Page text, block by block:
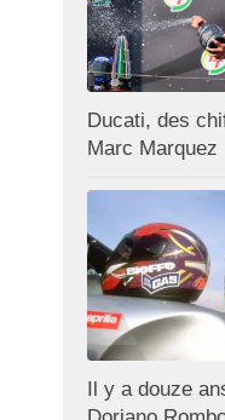
Ducati, des
Marc Marquez
Il y a douze